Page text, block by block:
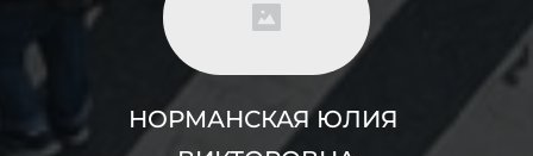
НОРМАНСКАЯ ЮЛИЯ